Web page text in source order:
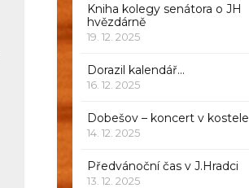
Kniha kolegy senátora o JH
hvězdárně
19. 12. 2025
Dorazil kalendář…
16. 12. 2025
Dobešov – koncert v kostele
14. 12. 2025
Předvánoční čas v J.Hradci
13. 12. 2025